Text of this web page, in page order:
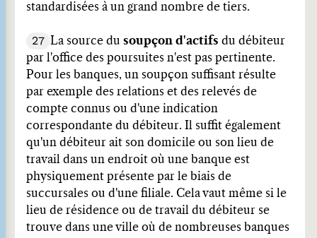
standardisées à un grand nombre de tiers.
27 La source du soupçon d'actifs du débiteur
par l'office des poursuites n'est pas pertinente.
Pour les banques, un soupçon suffisant résulte
par exemple des relations et des relevés de
compte connus ou d'une indication
correspondante du débiteur. Il suffit également
qu'un débiteur ait son domicile ou son lieu de
travail dans un endroit où une banque est
physiquement présente par le biais de
succursales ou d'une filiale. Cela vaut même si le
lieu de résidence ou de travail du débiteur se
trouve dans une ville où de nombreuses banques